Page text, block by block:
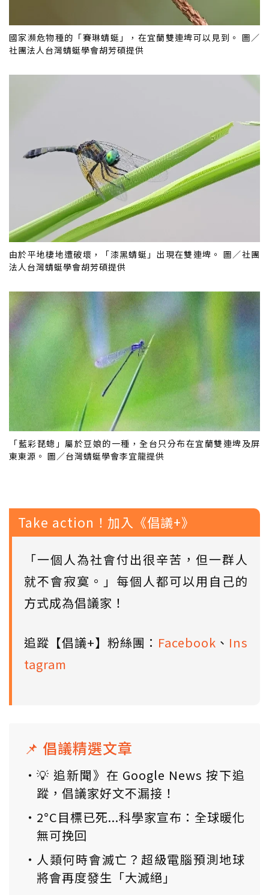
國家瀕危物種的「賽琳蜻蜓」，在宜蘭雙連埤可以見到。 圖／
社團法人台灣蜻蜓學會胡芳碩提供
由於平地棲地遭破壞，「漆黑蜻蜓」出現在雙連埤。 圖／社團
法人台灣蜻蜓學會胡芳碩提供
「藍彩琵蟌」屬於豆娘的一種，全台只分布在宜蘭雙連埤及屏
東東源。 圖／台灣蜻蜓學會李宜龍提供
Take action！加入《倡議+》
「一個人為社會付出很辛苦，但一群人
就不會寂寞。」每個人都可以用自己的
方式成為倡議家！
追蹤【倡議+】粉絲團： Facebook 、 Ins
tagram
📌 倡議精選文章
💡 追新聞》在 Google News 按下追
蹤，倡議家好文不漏接！
2°C目標已死...科學家宣布：全球暖化
無可挽回
人類何時會滅亡？超級電腦預測地球
將會再度發生「大滅絕」